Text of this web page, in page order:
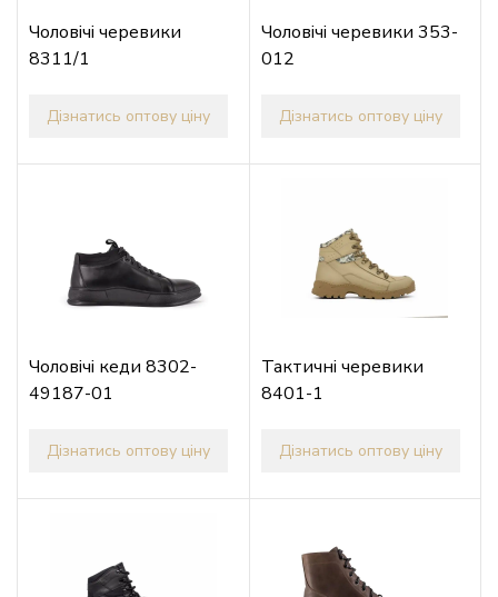
Чоловічі черевики
8311/1
Дізнатись оптову ціну
Чоловічі черевики 353-
012
Дізнатись оптову ціну
Чоловічі кеди 8302-
49187-01
Дізнатись оптову ціну
Тактичні черевики
8401-1
Дізнатись оптову ціну